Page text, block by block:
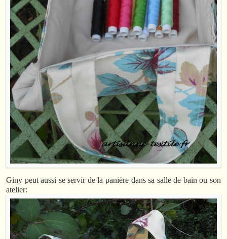
Giny peut aussi se servir de la panière dans sa salle de bain ou son
atelier: